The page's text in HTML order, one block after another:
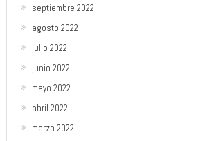
septiembre 2022
agosto 2022
julio 2022
junio 2022
mayo 2022
abril 2022
marzo 2022